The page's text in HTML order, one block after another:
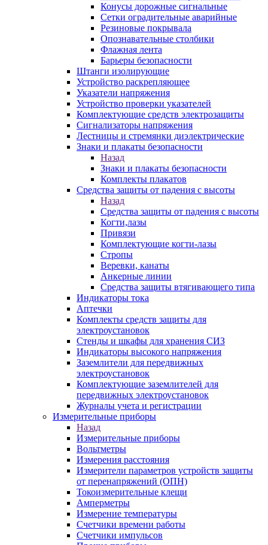
Конусы дорожные сигнальные
Сетки оградительные аварийные
Резиновые покрывала
Опознавательные столбики
Флажная лента
Барьеры безопасности
Штанги изолирующие
Устройство раскрепляющее
Указатели напряжения
Устройство проверки указателей
Комплектующие средств электрозащиты
Сигнализаторы напряжения
Лестницы и стремянки диэлектрические
Знаки и плакаты безопасности
Назад
Знаки и плакаты безопасности
Комплекты плакатов
Средства защиты от падения с высоты
Назад
Средства защиты от падения с высоты
Когти,лазы
Привязи
Комплектующие когти-лазы
Стропы
Веревки, канаты
Анкерные линии
Средства защиты втягивающего типа
Индикаторы тока
Аптечки
Комплекты средств защиты для
электроустановок
Стенды и шкафы для хранения СИЗ
Индикаторы высокого напряжения
Заземлители для передвижных
электроустановок
Комплектующие заземлителей для
передвижных электроустановок
Журналы учета и регистрации
Измерительные приборы
Назад
Измерительные приборы
Вольтметры
Измерения расстояния
Измерители параметров устройств защиты
от перенапряжений (ОПН)
Токоизмерительные клещи
Амперметры
Измерение температуры
Счетчики времени работы
Счетчики импульсов